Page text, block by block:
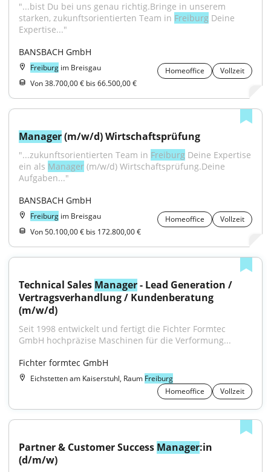
"...bist Du bei uns genau richtig.Bringe in unserem
starken, zukunftsorientierten Team in Freiburg Deine
Expertise..."
BANSBACH GmbH
Freiburg im Breisgau Homeoffice
Vollzeit
Von 38.700,00 € bis 66.500,00 €
Manager (m/w/d) Wirtschaftsprüfung
"...zukunftsorientierten Team in Freiburg Deine Expertise
ein als Manager (m/w/d) Wirtschaftsprüfung.Deine
Aufgaben..."
BANSBACH GmbH
Freiburg im Breisgau Homeoffice
Vollzeit
Von 50.100,00 € bis 172.800,00 €
Technical Sales Manager - Lead Generation /
Vertragsverhandlung / Kundenberatung
(m/w/d)
Seit 1998 entwickelt und fertigt die Fichter Formtec
GmbH hochpräzise Maschinen für die Verformung...
Fichter formtec GmbH
Eichstetten am Kaiserstuhl, Raum Freiburg
Homeoffice
Vollzeit
Partner & Customer Success Manager:in
(d/m/w)